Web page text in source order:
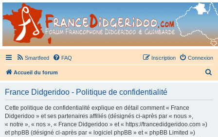
France Didgeridoo
Didgeridoo et Guimbarde sur France Didgeridoo - retrouvez la communauté.
Smartfeed FAQ Connexion
Inscription
Accueil du forum
France Didgeridoo - Politique de confidentialité
Cette politique de confidentialité explique en détail comment « France
Didgeridoo » et ses partenaires affiliés (désignés ci-après par « nous »,
« notre », « nos », « France Didgeridoo » et « https://francedidgeridoo.com »)
et phpBB (désigné ci-après par « logiciel phpBB » et « phpBB Limited »)